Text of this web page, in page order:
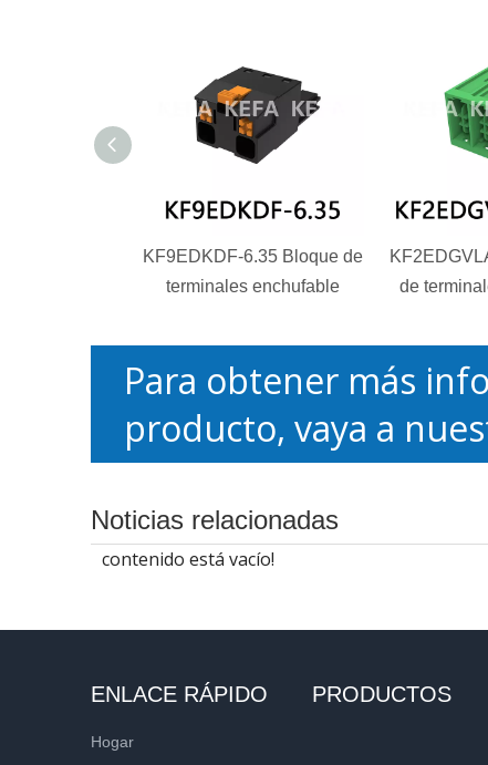
KF9EDKDF-6.35 Bloque de
terminales enchufable
de
Para obtener más
producto, vaya a
Noticias relacionadas
contenido está vacío!
ENLACE RÁPIDO
Hogar
PRODUCTOS